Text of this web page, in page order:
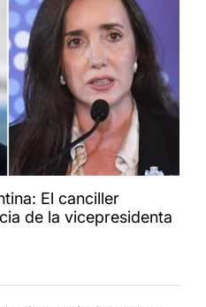
El canciller
de la vicepresidenta